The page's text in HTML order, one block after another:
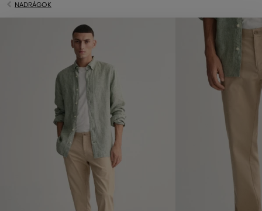
NADRÁGOK